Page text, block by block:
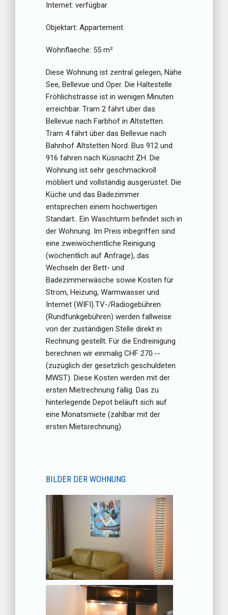
Internet: verfügbar
Objektart: Appartement
Wohnflaeche: 55 m²
Diese Wohnung ist zentral gelegen, Nähe
See, Bellevue und Oper. Die Haltestelle
Fröhlichstrasse ist in wenigen Minuten
erreichbar. Tram 2 fährt über das
Bellevue nach Farbhof in Altstetten.
Tram 4 fährt über das Bellevue nach
Bahnhof Altstetten Nord. Bus 912 und
916 fahren nach Küsnacht ZH. Die
Wohnung ist sehr geschmackvoll
möbliert und vollständig ausgerüstet. Die
Küche und das Badezimmer
entsprechen einem hochwertigen
Standart.. Ein Waschturm befindet sich in
der Wohnung. Im Preis inbegriffen sind
eine zweiwöchentliche Reinigung
(wöchentlich auf Anfrage), das
Wechseln der Bett- und
Badezimmerwäsche sowie Kosten für
Strom, Heizung, Warmwasser und
Internet (WIFI).TV-/Radiogebühren
(Rundfunkgebühren) werden fallweise
von der zuständigen Stelle direkt in
Rechnung gestellt. Für die Endreinigung
berechnen wir einmalig CHF 270.--
(zuzüglich der gesetzlich geschuldeten
MWST). Diese Kosten werden mit der
ersten Mietrechnung fällig. Das zu
hinterlegende Depot beläuft sich auf
eine Monatsmiete (zahlbar mit der
ersten Mietsrechnung).
BILDER DER WOHNUNG